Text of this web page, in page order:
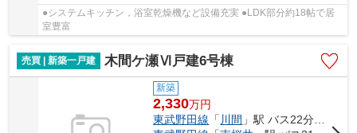
●システムキッチン，浴室乾燥機など設備充実 ●LDK部分約18帖で居
室豊富
売買 | 新築一戸建 木間ケ瀬Ⅵ戸建6号棟
新築
2,330万円
東武野田線 「 川間 」駅 バス22分 「関宿中央ターミナル」 停歩9分